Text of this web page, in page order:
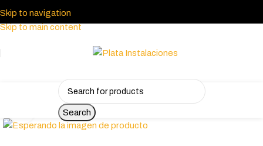
Skip to navigation
Skip to main content
Search
Click to enlarge